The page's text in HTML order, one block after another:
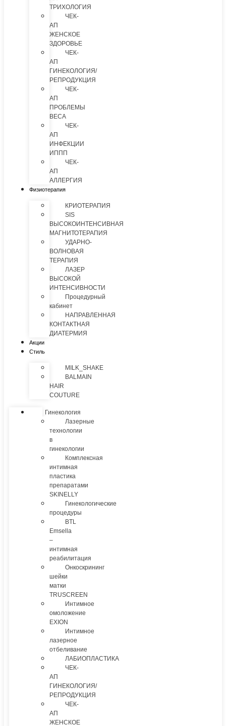
ТРИХОЛОГИЯ
ЧЕК-
АП
ЖЕНСКОЕ
ЗДОРОВЬЕ
ЧЕК-
АП
ГИНЕКОЛОГИЯ/
РЕПРОДУКЦИЯ
ЧЕК-
АП
ПРОБЛЕМЫ
ВЕСА
ЧЕК-
АП
ИНФЕКЦИИ
ИППП
ЧЕК-
АП
АЛЛЕРГИЯ
Физиотерапия
КРИОТЕРАПИЯ
SIS
ВЫСОКОИНТЕНСИВНАЯ
МАГНИТОТЕРАПИЯ
УДАРНО-
ВОЛНОВАЯ
ТЕРАПИЯ
ЛАЗЕР
ВЫСОКОЙ
ИНТЕНСИВНОСТИ
Процедурный
кабинет
НАПРАВЛЕННАЯ
КОНТАКТНАЯ
ДИАТЕРМИЯ
Акции
Стиль
MILK_SHAKE
BALMAIN
HAIR
COUTURE
Гинекология
Лазерные
технологии
в
гинекологии
Комплексная
интимная
пластика
препаратами
SKINELLY
Гинекологические
процедуры
BTL
Emsella
–
интимная
реабилитация
Онкоскрининг
шейки
матки
TRUSCREEN
Интимное
омоложение
EXION
Интимное
лазерное
отбеливание
ЛАБИОПЛАСТИКА
ЧЕК-
АП
ГИНЕКОЛОГИЯ/
РЕПРОДУКЦИЯ
ЧЕК-
АП
ЖЕНСКОЕ